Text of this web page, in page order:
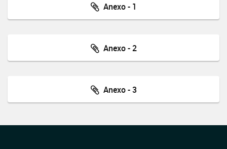
Anexo - 1
Anexo - 2
Anexo - 3